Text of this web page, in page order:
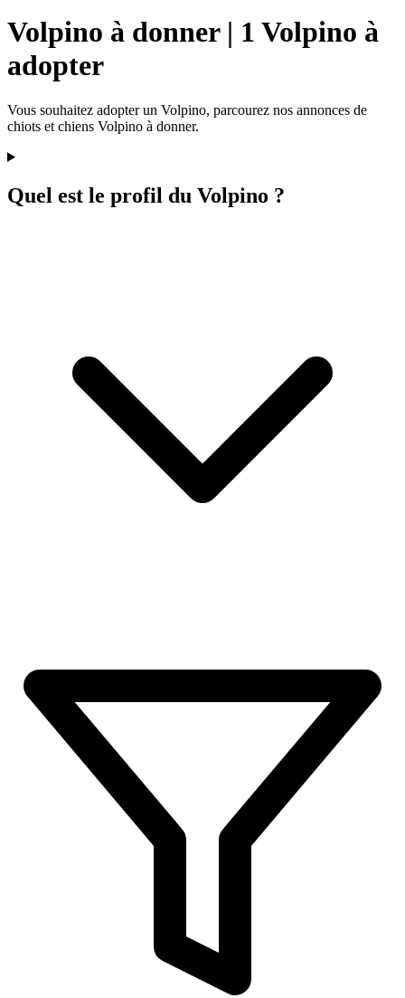
Volpino à donner | 1 Volpino à
adopter
Vous souhaitez adopter un Volpino, parcourez nos annonces de
chiots et chiens Volpino à donner.
Quel est le profil du Volpino ?